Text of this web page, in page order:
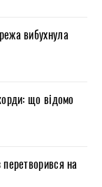
вибухнула
що відомо
на